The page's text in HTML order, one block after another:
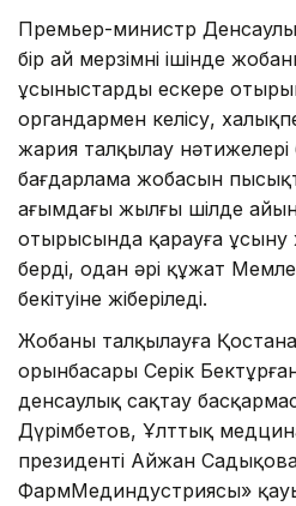
Премьер-министр
бір ай мерзімнің ішінде
ұсыныстарды ескере
органдармен келісу,
жария талқылау
бағдарлама жобасын
ағымдағы жылғы шілде
отырысында қарауға ұсыну
берді, одан әрі құжат
бекітуіне жіберіледі.
Жобаны талқылауға
орынбасары Серік
денсаулық сақтау
Дүрімбетов, Ұлттық
президенті Айжан
ФармМединдустриясы»